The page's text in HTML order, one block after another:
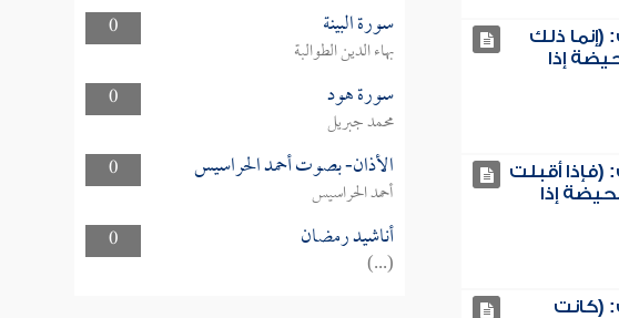
(إنما ذلك
إذا
(فإذا أقبلت
إذا
(كانت
0
سورة البينة
بهاء الدين الطوالبة
0
سورة هود
محمد جبريل
0
الأذان- بصوت أحمد الحراسيس
أحمد الحراسيس
0
أناشيد رمضان
(...)